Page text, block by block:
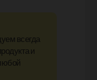
всегда
и